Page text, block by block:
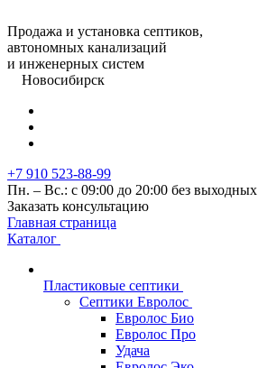
Продажа и установка септиков,
автономных канализаций
и инженерных систем
Новосибирск
+7 910 523-88-99
Пн. – Вс.: с 09:00 до 20:00 без выходных
Заказать консультацию
Главная страница
Каталог
Пластиковые септики
Септики Евролос
Евролос Био
Евролос Про
Удача